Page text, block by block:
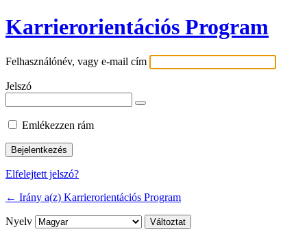
Karrierorientációs Program
Felhasználónév, vagy e-mail cím
Jelszó
Emlékezzen rám
Elfelejtett jelszó?
← Irány a(z) Karrierorientációs Program
Nyelv